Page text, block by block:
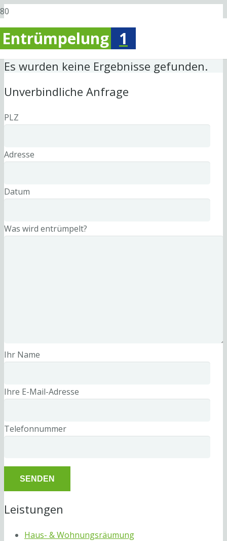
Entrümpelung 1
Es wurden keine Ergebnisse gefunden.
Unverbindliche Anfrage
PLZ
Adresse
Datum
Was wird entrümpelt?
Ihr Name
Ihre E-Mail-Adresse
Telefonnummer
Leistungen
Haus- & Wohnungsräumung